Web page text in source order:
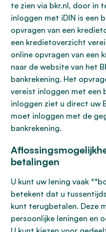
te zien via bkr.nl, door in
inloggen met iDIN is een
opvragen van een
een kredietoverzicht
online opvragen van een
naar de website van het
bankrekening. Het
vereist inloggen met een
inloggen ziet u direct uw
moet inloggen met de
bankrekening.
betalingen
U kunt uw lening vaak
betekent dat u
kunt terugbetalen. Deze
persoonlijke leningen en